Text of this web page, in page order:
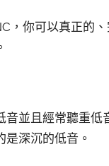
，你可以真正的
音並且經常聽重
深沉的低音。